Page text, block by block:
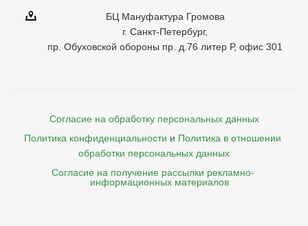
БЦ Мануфактура Громова
г. Санкт-Петербург,
пр. Обуховской обороны пр. д.76 литер Р, офис 301
Согласие на обработку персональных данных
Политика конфиденциальности и Политика в отношении
обработки персональных данных
Согласие на получение рассылки рекламно-
    информационных материалов